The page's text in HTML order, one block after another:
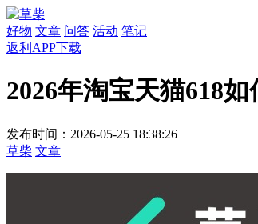
好物 文章 问答 活动 笔记
返利APP下载
2026年淘宝天猫618
发布时间：2026-05-25 18:38:26
草柴 文章